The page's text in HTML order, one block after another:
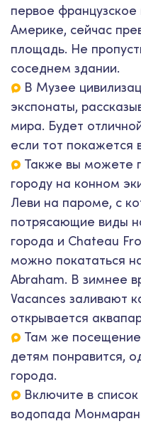
первое
Америке, сейчас
площадь. Не
соседнем здании.
В Музее
экспонаты,
мира. Будет
если тот покажется
Также вы можете
городу на конном
Леви на пароме, с
потрясающие виды
города и Chateau
можно покататься
Abraham. В зимнее
Vacances заливают
открывается
Там же
детям понравится,
города.
Включите в
водопада